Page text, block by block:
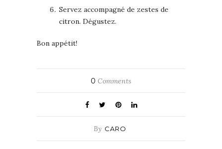
Servez accompagné de zestes de
citron. Dégustez.
Bon appétit!
0 Comments
By CARO